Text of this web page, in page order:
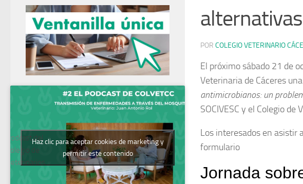
alternativas
POR COLEGIO VETERINARIO
El próximo sábado 21 de
Veterinaria de Cáceres
antimicrobianos: un
SOCIVESC y el Colegio de
Los interesados en asistir
formulario
Podcast del
Colegio de
Veterinarios
Haz clic para aceptar cookies de marketing y
permitir este contenido